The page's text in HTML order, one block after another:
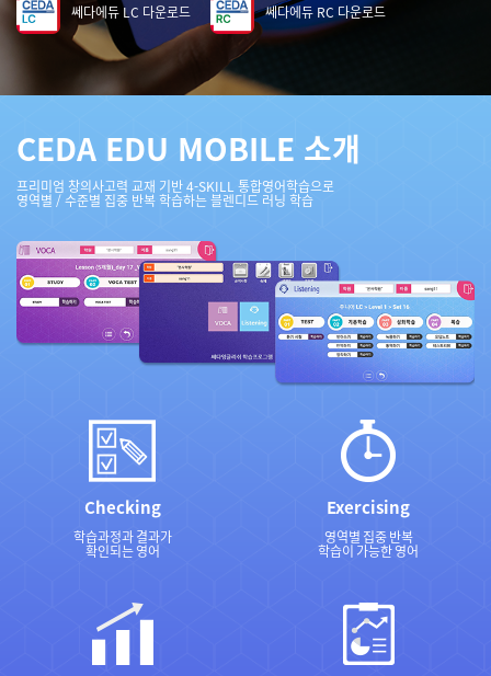
쎄다에듀 LC 다운로드 쎄다에듀 RC 다운로드
CEDA EDU MOBILE 소개
프리미엄 창의사고력 교재 기반 4-SKILL 통합영어학습으로
영역별 / 수준별 집중 반복 학습하는 블렌디드 러닝 학습
Checking
학습과정과 결과가
확인되는 영어
Exercising
영역별 집중 반복
학습이 가능한 영어